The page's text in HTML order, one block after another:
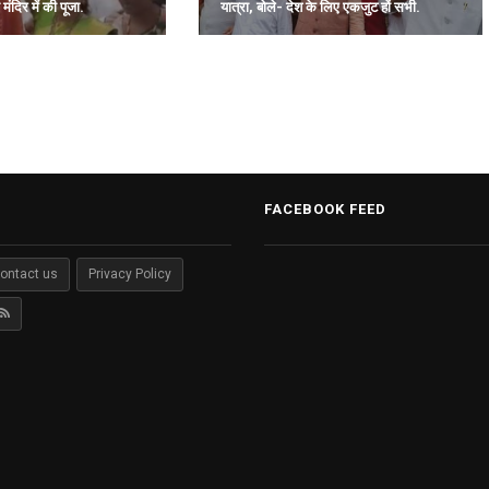
में की पूजा. यात्रा, बोले- देश के लिए एकजुट हों सभी.
us Privacy Policy
FACEBOOK FEED